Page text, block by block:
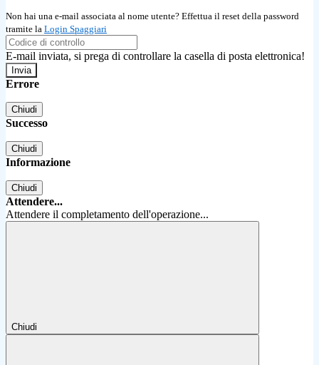
Non hai una e-mail associata al nome utente? Effettua il reset della password
tramite la Login Spaggiari
E-mail inviata, si prega di controllare la casella di posta elettronica!
Errore
Chiudi
Successo
Chiudi
Informazione
Chiudi
Attendere...
Attendere il completamento dell'operazione...
Chiudi